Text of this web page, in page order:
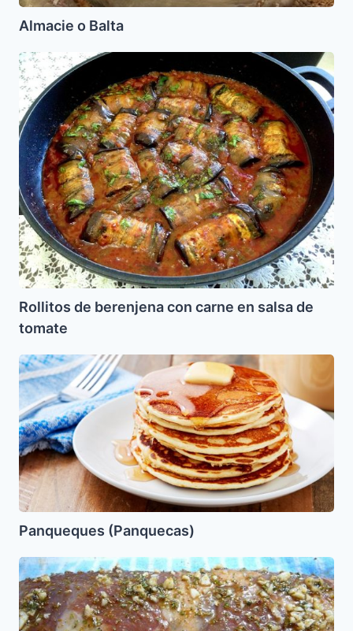
Almacie o Balta
Rollitos
de
berenjena
con
carne
en
salsa
de
tomate
Rollitos de berenjena con carne en salsa de
tomate
Panqueques
(Panquecas)
Panqueques (Panquecas)
Carne
Rustida